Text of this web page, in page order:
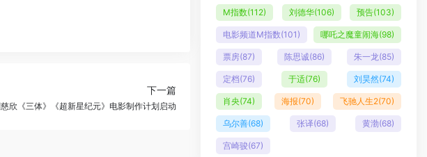
下一篇
欣《三体》《超新星纪元》电影制作计划启动
M指数(112) 刘德华(106) 预告(103)
电影频道M指数(101) 哪吒之魔童闹海(98)
票房(87) 陈思诚(86) 朱一龙(85)
定档(76) 于适(76) 刘昊然(74)
肖央(74) 海报(70) 飞驰人生2(70)
乌尔善(68) 张译(68) 黄渤(68)
宫崎骏(67)